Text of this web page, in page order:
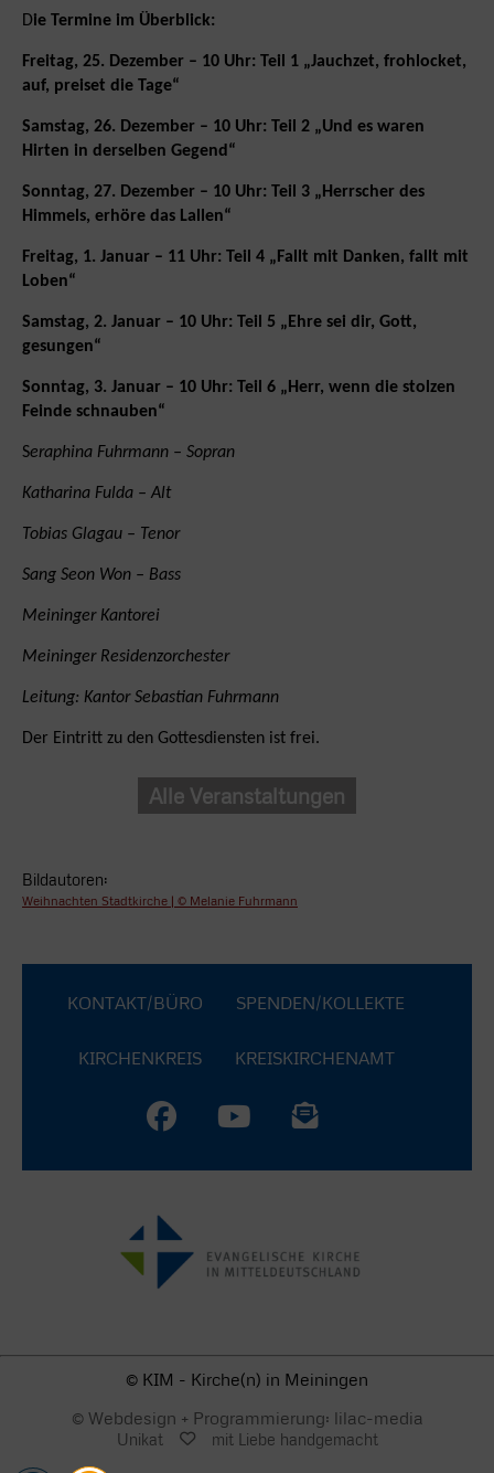
Die Termine im Überblick:
Freitag, 25. Dezember – 10 Uhr: Teil 1 „Jauchzet, frohlocket,
auf, preiset die Tage“
Samstag, 26. Dezember – 10 Uhr: Teil 2 „Und es waren
Hirten in derselben Gegend“
Sonntag, 27. Dezember – 10 Uhr: Teil 3 „Herrscher des
Himmels, erhöre das Lallen“
Freitag, 1. Januar – 11 Uhr: Teil 4 „Fallt mit Danken, fallt mit
Loben“
Samstag, 2. Januar – 10 Uhr: Teil 5 „Ehre sei dir, Gott,
gesungen“
Sonntag, 3. Januar – 10 Uhr: Teil 6 „Herr, wenn die stolzen
Feinde schnauben“
Seraphina Fuhrmann – Sopran
Katharina Fulda – Alt
Tobias Glagau – Tenor
Sang Seon Won – Bass
Meininger Kantorei
Meininger Residenzorchester
Leitung: Kantor Sebastian Fuhrmann
Der Eintritt zu den Gottesdiensten ist frei.
Alle Veranstaltungen
Bildautoren:
Weihnachten Stadtkirche | © Melanie Fuhrmann
KONTAKT/BÜRO SPENDEN/KOLLEKTE
KIRCHENKREIS KREISKIRCHENAMT
© KIM - Kirche(n) in Meiningen
© Webdesign + Programmierung: lilac-media
Unikat mit Liebe handgemacht